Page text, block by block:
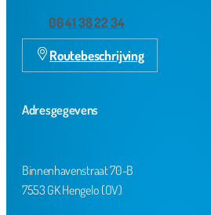
06 41 38 22 34
Routebeschrijving
Adresgegevens
Binnenhavenstraat 70-B
7553 GK Hengelo (OV)